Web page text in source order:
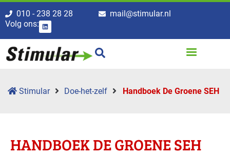
010 - 238 28 28
mail@stimular.nl
Volg ons:
Stimular Doe-het-zelf Handboek De Groene SEH
HANDBOEK DE GROENE SEH